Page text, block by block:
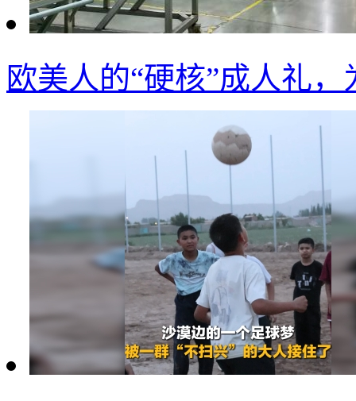
欧美人的“硬核”成人礼